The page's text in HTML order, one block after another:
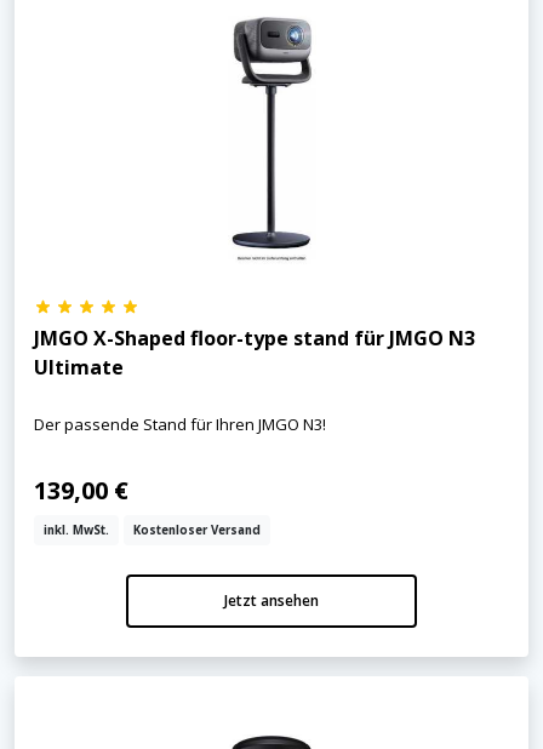
JMGO X-Shaped floor-type stand für JMGO N3
Ultimate
Der passende Stand für Ihren JMGO N3!
139,00 €
inkl. MwSt. Kostenloser Versand
Jetzt ansehen